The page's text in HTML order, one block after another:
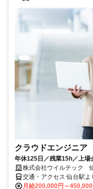
クラウドエンジニア
年休125日／残業15h／上場
株式会社ウイルテック
交通・アクセス 仙台駅よ
月給200,000円～